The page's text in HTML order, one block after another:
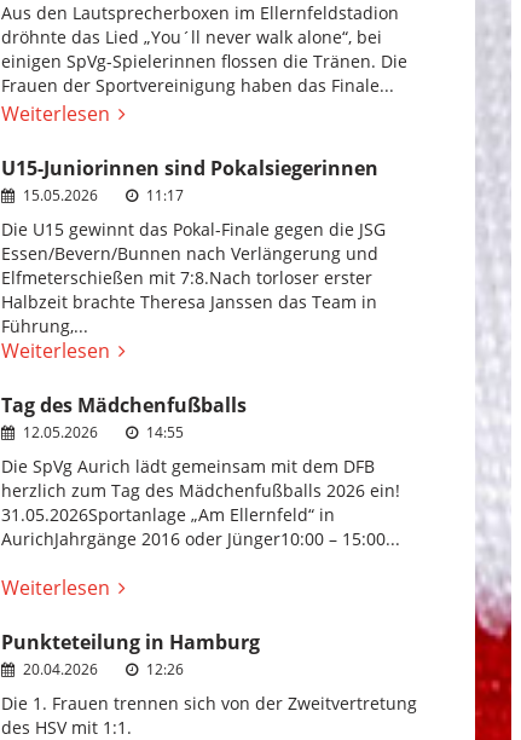
Aus den Lautsprecherboxen im Ellernfeldstadion
dröhnte das Lied „You´ll never walk alone“, bei
einigen SpVg-Spielerinnen flossen die Tränen. Die
Frauen der Sportvereinigung haben das Finale...
Weiterlesen
U15-Juniorinnen sind Pokalsiegerinnen
15.05.2026 11:17
Die U15 gewinnt das Pokal-Finale gegen die JSG
Essen/Bevern/Bunnen nach Verlängerung und
Elfmeterschießen mit 7:8.Nach torloser erster
Halbzeit brachte Theresa Janssen das Team in
Führung,...
Weiterlesen
Tag des Mädchenfußballs
12.05.2026 14:55
Die SpVg Aurich lädt gemeinsam mit dem DFB
herzlich zum Tag des Mädchenfußballs 2026 ein!
31.05.2026Sportanlage „Am Ellernfeld“ in
AurichJahrgänge 2016 oder Jünger10:00 – 15:00...
Weiterlesen
Punkteteilung in Hamburg
20.04.2026 12:26
Die 1. Frauen trennen sich von der Zweitvertretung
des HSV mit 1:1.